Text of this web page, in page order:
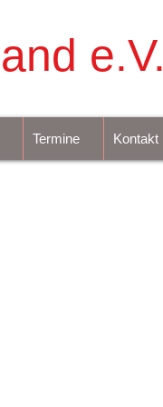
e.V.
Termine Kontakt